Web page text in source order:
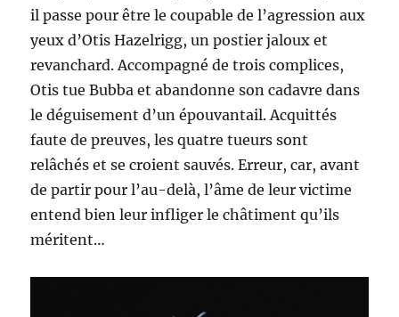
il passe pour être le coupable de l’agression aux
yeux d’Otis Hazelrigg, un postier jaloux et
revanchard. Accompagné de trois complices,
Otis tue Bubba et abandonne son cadavre dans
le déguisement d’un épouvantail. Acquittés
faute de preuves, les quatre tueurs sont
relâchés et se croient sauvés. Erreur, car, avant
de partir pour l’au-delà, l’âme de leur victime
entend bien leur infliger le châtiment qu’ils
méritent…